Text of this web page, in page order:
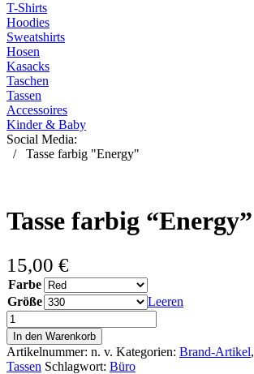
T-Shirts
Hoodies
Sweatshirts
Hosen
Kasacks
Taschen
Tassen
Accessoires
Kinder & Baby
Social Media:
/
Tasse farbig "Energy"
Tasse farbig “Energy”
15,00 €
Farbe
Größe
Leeren
Tasse
farbig
"Energy"
Menge
In den Warenkorb
Artikelnummer: n. v. Kategorien: Brand-Artikel,
Tassen Schlagwort: Büro